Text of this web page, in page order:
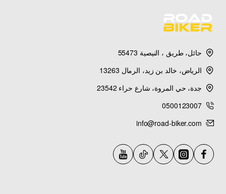
حائل، طريق ، النيصية 55473
الرياض، خالد بن زيد، الرمال 13263
جدة، حي المروة، شارع حراء 23542
0500123007
info@road-biker.com